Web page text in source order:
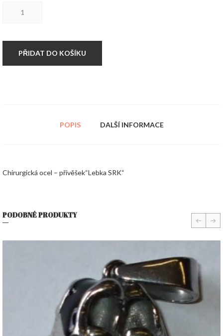
SRK"
množstvíPŘIDAT DO KOŠÍKU
POPIS DALŠÍ INFORMACE
Chirurgická ocel – přívěšek“Lebka SRK“
PODOBNÉ PRODUKTY prev